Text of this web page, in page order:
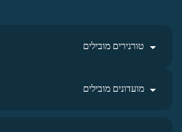
טורנירים מובילים
מועדונים מובילים